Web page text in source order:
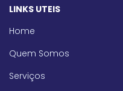
LINKS UTEIS
Home
Quem Somos
Serviços